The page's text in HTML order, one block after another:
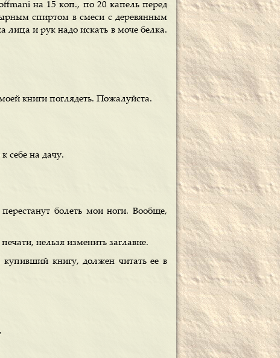
на 15 коп., по 20 капель перед
спиртом в смеси с деревянным
лица и рук надо искать в моче белка.
книги поглядеть. Пожалуйста.
себе на дачу.
болеть мои ноги. Вообще,
нельзя изменить заглавие.
книгу, должен читать ее в